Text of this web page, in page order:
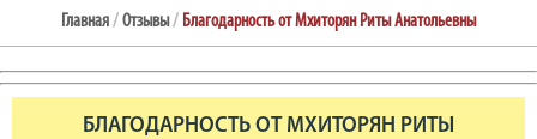
Главная/Отзывы/ Благодарность от Мхиторян Риты Анатольевны
БЛАГОДАРНОСТЬ ОТ МХИТОРЯН РИТЫ